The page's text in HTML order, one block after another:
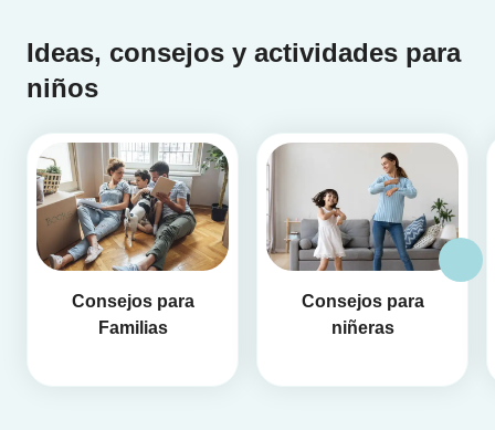
Ideas, consejos y actividades para
niños
Consejos para
Familias
Consejos para
niñeras